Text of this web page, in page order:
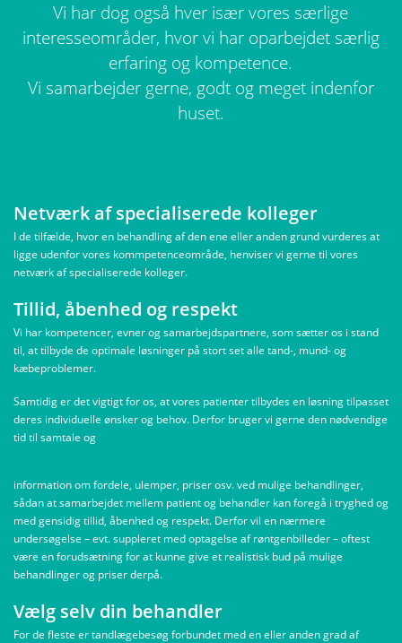
Vi har dog også hver især vores særlige
interesseområder, hvor vi har oparbejdet særlig
erfaring og kompetence.
Vi samarbejder gerne, godt og meget indenfor
huset.
Netværk af specialiserede kolleger
I de tilfælde, hvor en behandling af den ene eller anden grund vurderes at
ligge udenfor vores kommpetenceområde, henviser vi gerne til vores
netværk af specialiserede kolleger.
Tillid, åbenhed og respekt
Vi har kompetencer, evner og samarbejdspartnere, som sætter os i stand
til, at tilbyde de optimale løsninger på stort set alle tand-, mund- og
kæbeproblemer.
Samtidig er det vigtigt for os, at vores patienter tilbydes en løsning tilpasset
deres individuelle ønsker og behov. Derfor bruger vi gerne den nødvendige
tid til samtale og
information om fordele, ulemper, priser osv. ved mulige behandlinger,
sådan at samarbejdet mellem patient og behandler kan foregå i tryghed og
med gensidig tillid, åbenhed og respekt. Derfor vil en nærmere
undersøgelse – evt. suppleret med optagelse af røntgenbilleder – oftest
være en forudsætning for at kunne give et realistisk bud på mulige
behandlinger og priser derpå.
Vælg selv din behandler
For de fleste er tandlægebesøg forbundet med en eller anden grad af